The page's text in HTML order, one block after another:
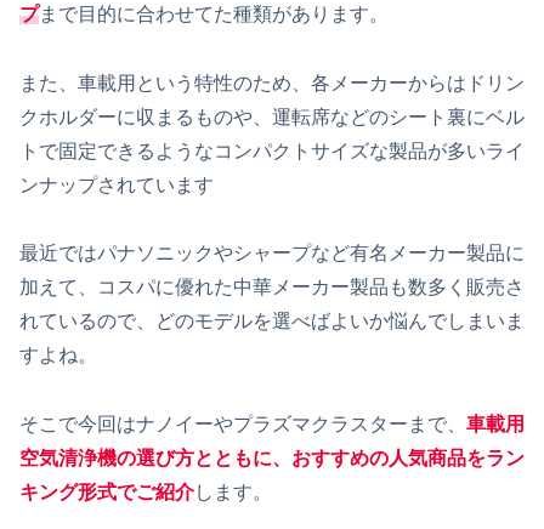
プまで目的に合わせてた種類があります。
また、車載用という特性のため、各メーカーからはドリン
クホルダーに収まるものや、運転席などのシート裏にベル
トで固定できるようなコンパクトサイズな製品が多いライ
ンナップされています
最近ではパナソニックやシャープなど有名メーカー製品に
加えて、コスパに優れた中華メーカー製品も数多く販売さ
れているので、どのモデルを選べばよいか悩んでしまいま
すよね。
そこで今回はナノイーやプラズマクラスターまで、 車載用
空気清浄機の選び方とともに、おすすめの人気商品をラン
キング形式でご紹介します。